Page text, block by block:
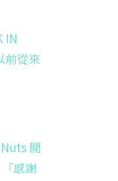
IN
前從來
開
感謝